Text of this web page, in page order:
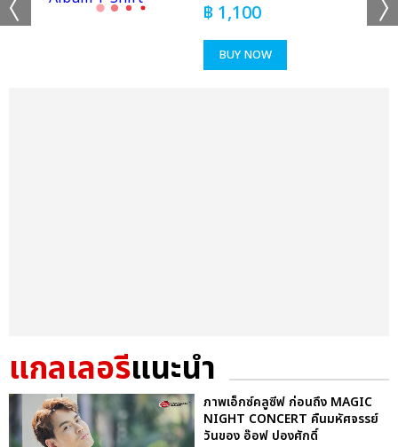
฿ 1,100
BUY NOW
แกลเลอรีแนะนำ
ภาพเอ็กซ์คลูซีฟ ก่อนถึง MAGIC
NIGHT CONCERT คืนมหัศจรรย์
วันของ อ๊อฟ ปองศักดิ์